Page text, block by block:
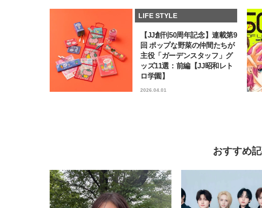
LIFE STYLE
【JJ創刊50周年記念】連載第9
回 ポップな野菜の仲間たちが
主役「ガーデンスタッフ」グ
ッズ11選：前編【JJ昭和レト
ロ学園】
2026.04.01
おすすめ